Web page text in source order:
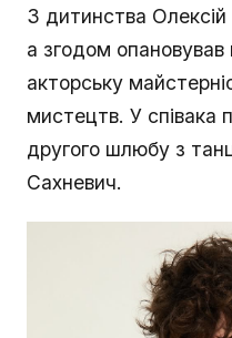
З дитинства
а згодом опановував
акторську
мистецтв. У співака
другого шлюбу з
Сахневич.